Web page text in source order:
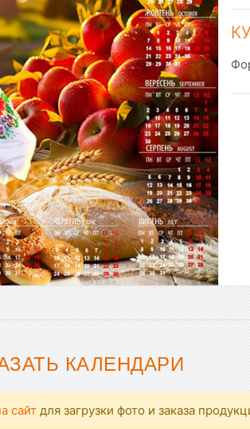
КАЛЕНДАРИ
сайт для загрузки фото и заказа